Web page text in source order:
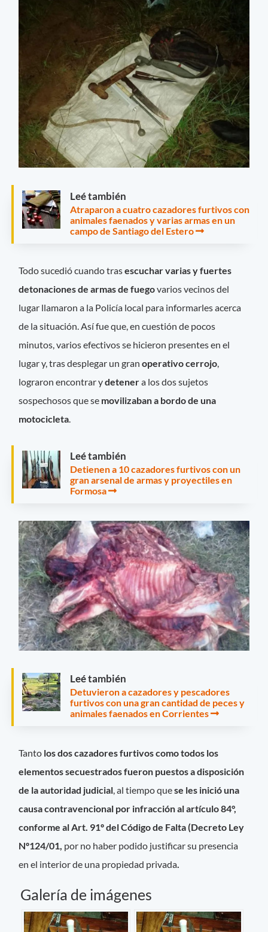
Leé también
Atraparon a cuatro cazadores furtivos con
animales faenados y varias armas en un
campo de Santiago del Estero
Todo sucedió cuando trasescuchar varias y fuertes
detonaciones de armas de fuegovarios vecinos del
lugar llamaron a la Policía local para informarles acerca
de la situación. Así fue que, en cuestión de pocos
minutos, varios efectivos se hicieron presentes en el
lugar y, tras desplegar un granoperativo cerrojo
lograron encontrar ydetenera los dos sujetos
sospechosos que se movilizaban a bordo de una
motocicleta
Leé también
Detienen a 10 cazadores furtivos con un
gran arsenal de armas y proyectiles en
Formosa
Leé también
Detuvieron a cazadores y pescadores
furtivos con una gran cantidad de peces y
animales faenados en Corrientes
Tanto los dos cazadores furtivos como todos los
elementos secuestrados fueron puestos a disposición
de la autoridad judicial, al tiempo quese les inició una
causa contravencional por infracción al artículo 84°,
conforme al Art. 91º del Código de Falta (Decreto Ley
Nº124/01, por no haber podido justificar su presencia
en el interior de una propiedad privada.
Galería de imágenes